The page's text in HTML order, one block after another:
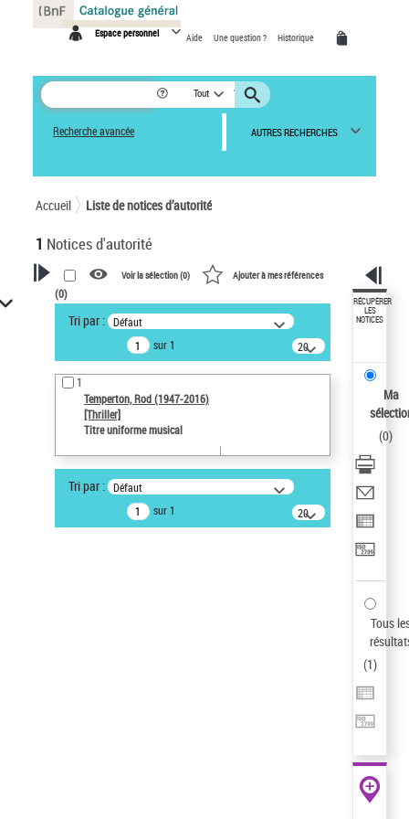
Espace personnel Aide Une question ? Historique
Tout
Recherche avancée AUTRES RECHERCHES
Accueil Liste de notices d’autorité
1 Notices d'autorité
VOTRE RECHERCHE
Recherche avancée dans les
notices d’autorité
Œuvres liées à l'auteur :
Temperton, Rod (1947-2016)
Auteur d’œuvre
Type de notice d'autorité
Voir la sélection (0) Ajouter à mes références
(0)
Tri par : Défaut
sur 1
20
résultats/page
1
Temperton, Rod (1947-2016)
[Thriller]
Titre uniforme musical
Tri par : Défaut
sur 1
20
résultats/page
RÉCUPÉRER
LES
NOTICES
Ma
(0)
Tous
(1)